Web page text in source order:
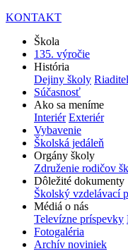
KONTAKT
Škola
135. výročie
História
Dejiny školy
Súčasnosť
Ako sa meníme
Interiér Exteriér
Vybavenie
Školská jedáleň
Orgány školy
Združenie rodičov
Dôležité dokumenty
Školský vzdelávací
Médiá o nás
Televízne príspevky
Fotogaléria
Archív noviniek